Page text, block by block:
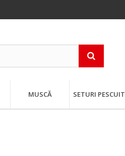
MUSCĂ SETURI PESCUIT